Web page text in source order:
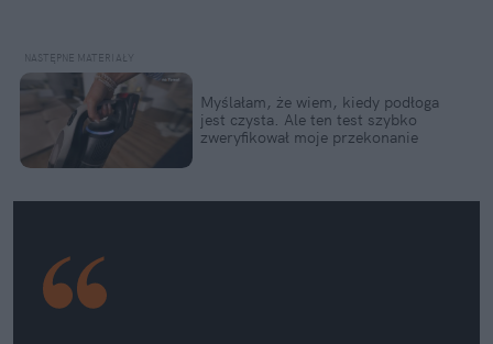
Myślałam, że wiem, kiedy podłoga
jest czysta. Ale ten test szybko
zweryfikował moje przekonanie